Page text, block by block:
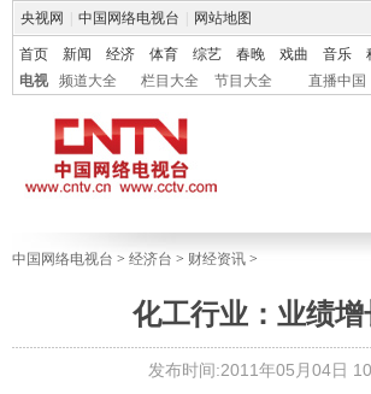
央视网 中国网络电视台 网站地图
首页 新闻 经济 体育 综艺 春晚 戏曲 音乐
电视
频道大全 栏目大全 节目大全 直播中国
中国网络电视台 > 经济台 > 财经资讯 >
化工行业：业绩
发布时间:2011年05月04日